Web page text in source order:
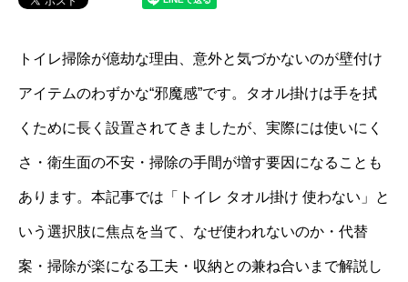
トイレ掃除が億劫な理由、意外と気づかないのが壁付け
アイテムのわずかな“邪魔感”です。タオル掛けは手を拭
くために長く設置されてきましたが、実際には使いにく
さ・衛生面の不安・掃除の手間が増す要因になることも
あります。本記事では「トイレ タオル掛け 使わない」と
いう選択肢に焦点を当て、なぜ使われないのか・代替
案・掃除が楽になる工夫・収納との兼ね合いまで解説し